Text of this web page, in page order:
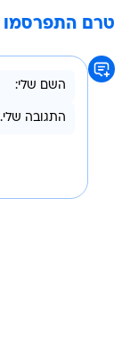
טרם התפרסמו